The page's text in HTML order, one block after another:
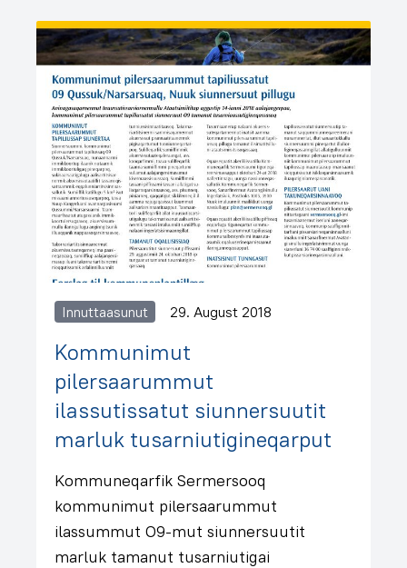
Innuttaasunut 29. August 2018
Kommunimut
pilersaarummut
ilassutissatut siunnersuutit
marluk tusarniutigineqarput
Kommuneqarfik Sermersooq
kommunimut pilersaarummut
ilassummut O9-mut siunnersuutit
marluk tamanut tusarniutigai